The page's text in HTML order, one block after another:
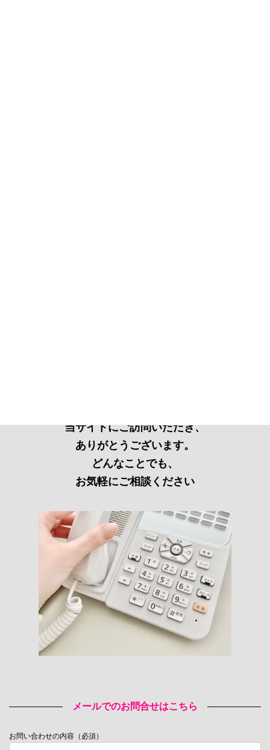
当サイトにご訪問いただき、
ありがとうございます。
どんなことでも、
お気軽にご相談ください
メールでのお問合せはこちら
お問い合わせの内容（必須）